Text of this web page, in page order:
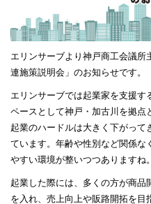
エリンサーブより神戸商工会議
連施策説明会」のお知らせです。
エリンサーブでは起業家を支援す
ペースとして神戸・加古川を拠点
起業のハードルは大きく下がって
ています。年齢や性別など関係な
やすい環境が整いつつありますね。
起業した際には、多くの方が商品
を入れ、売上向上や販路開拓を